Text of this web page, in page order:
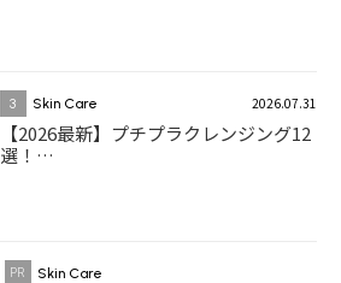
3 Skin Care 2026.07.31
【2026最新】プチプラクレンジング12
選！…
Skin Care